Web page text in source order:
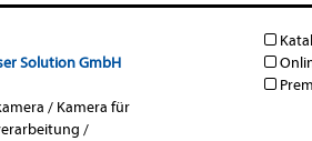
Solution GmbH
/ Kamera für
/